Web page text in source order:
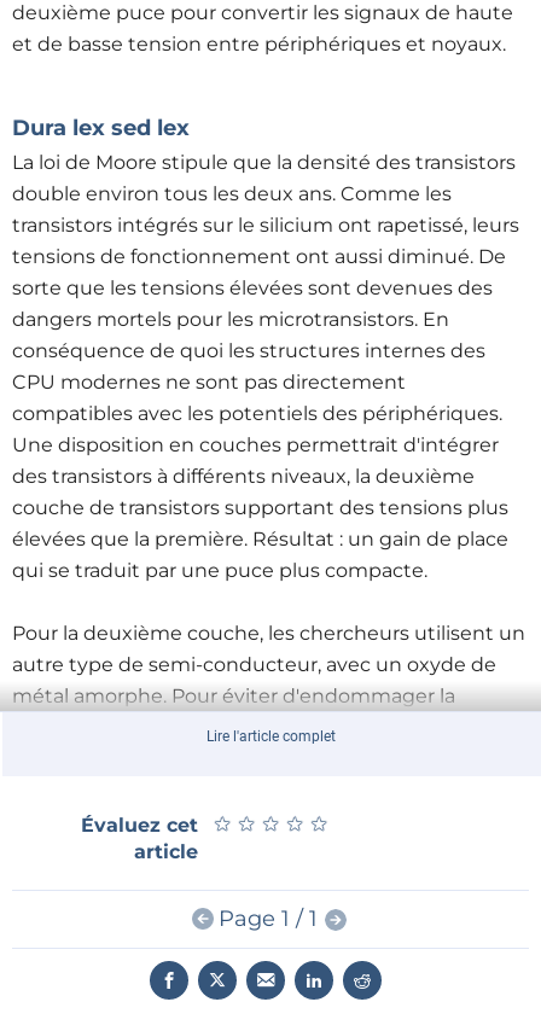
deuxième puce pour convertir les signaux de haute
et de basse tension entre périphériques et noyaux.
Dura lex sed lex
La loi de Moore stipule que la densité des transistors
double environ tous les deux ans. Comme les
transistors intégrés sur le silicium ont rapetissé, leurs
tensions de fonctionnement ont aussi diminué. De
sorte que les tensions élevées sont devenues des
dangers mortels pour les microtransistors. En
conséquence de quoi les structures internes des
CPU modernes ne sont pas directement
compatibles avec les potentiels des périphériques.
Une disposition en couches permettrait d'intégrer
des transistors à différents niveaux, la deuxième
couche de transistors supportant des tensions plus
élevées que la première. Résultat : un gain de place
qui se traduit par une puce plus compacte.
Pour la deuxième couche, les chercheurs utilisent un
autre type de semi-conducteur, avec un oxyde de
métal amorphe. Pour éviter d'endommager la
couche inférieure de silicium, elle a été mouillée par
Puis la puce a été séchée.
Cette opération a été répétée jusqu'à ce que
l’épaisseur de la couche de zinc-étain atteigne
environ 75 nm. Au cours d'un processus de séchage
final, les métaux ont réagi avec l'oxygène de l'air, et le
résultat a été une couche d'oxyde de zinc-étain. C’est
Lire l'article complet
Évaluez cet
article
★ ★ ★ ★ ★
★ ★ ★ ★ ★
Page 1 / 1